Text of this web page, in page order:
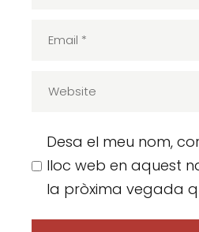
Desa el meu nom,
lloc web en aquest
la pròxima vegada